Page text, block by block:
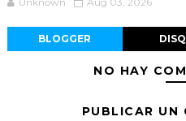
BLOGGER
NO HAY
PUBLICAR UN